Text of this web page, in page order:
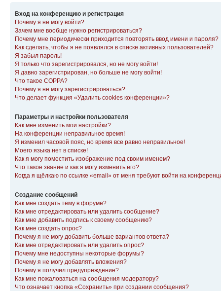
Вход на конференцию и регистрация
Почему я не могу войти?
Зачем мне вообще нужно регистрироваться?
Почему мне периодически приходится повторять ввод имени и пароля?
Как сделать, чтобы я не появлялся в списке активных пользователей?
Я забыл пароль!
Я только что зарегистрировался, но не могу войти!
Я давно зарегистрирован, но больше не могу войти!
Что такое COPPA?
Почему я не могу зарегистрироваться?
Что делает функция «Удалить cookies конференции»?
Параметры и настройки пользователя
Как мне изменить мои настройки?
На конференции неправильное время!
Я изменил часовой пояс, но время все равно неправильное!
Моего языка нет в списке!
Как я могу поместить изображение под своим именем?
Что такое звание и как я могу изменить его?
Когда я щёлкаю по ссылке «email» от меня требуют войти на
Создание сообщений
Как мне создать тему в форуме?
Как мне отредактировать или удалить сообщение?
Как мне добавить подпись к своему сообщению?
Как мне создать опрос?
Почему я не могу добавить больше вариантов ответа?
Как мне отредактировать или удалить опрос?
Почему мне недоступны некоторые форумы?
Почему я не могу добавлять вложения?
Почему я получил предупреждение?
Как мне пожаловаться на сообщения модератору?
Что означает кнопка «Сохранить» при создании сообщения?